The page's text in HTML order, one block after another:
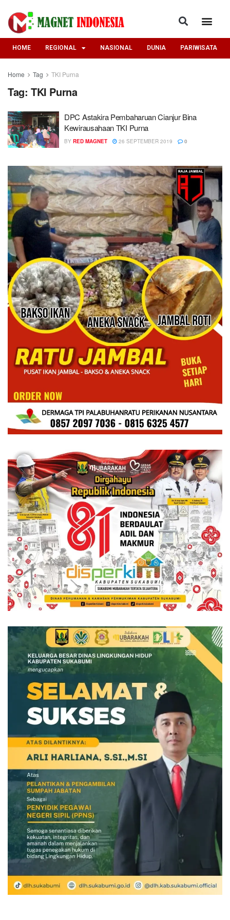
HOME REGIONAL NASIONAL DUNIA PARIWISATA
Home Tag TKI Purna
Tag: TKI Purna
DPC Astakira Pembaharuan Cianjur Bina
Kewirausahaan TKI Purna
BY RED MAGNET 26 SEPTEMBER 2019 0